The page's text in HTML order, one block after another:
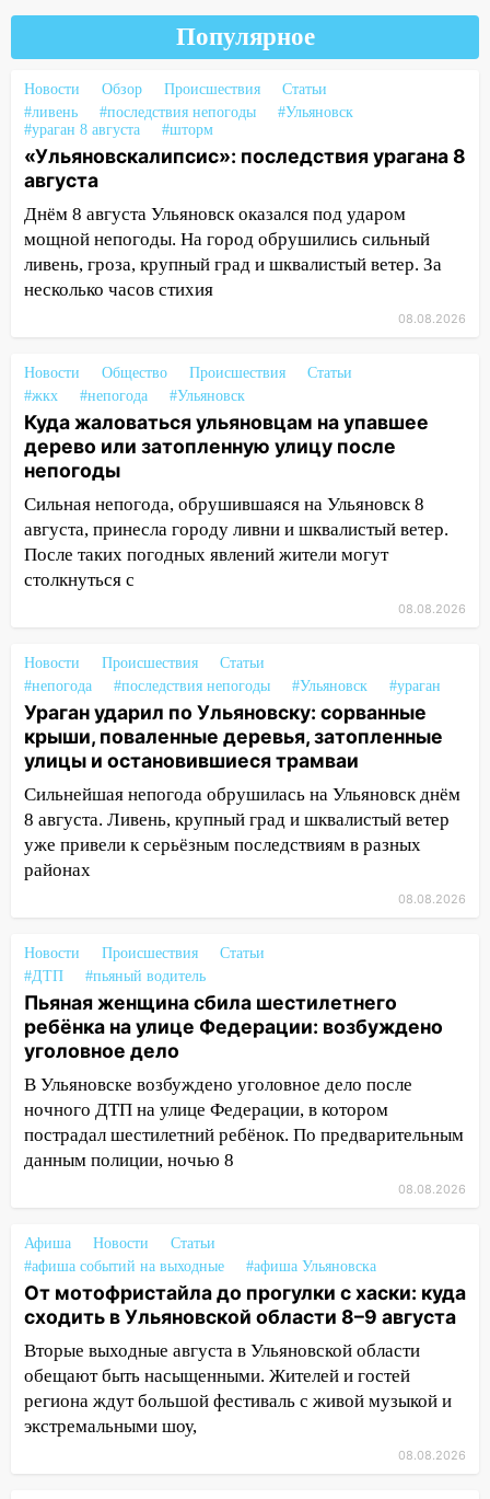
после непогоды
В Новом городе ураганным
строящегося дома
13:54 В мэрии Ульяновска рассказали,
как устраняют последствия мощного
шторма
13:49 Стихия продолжает крушить
Ульяновск: дерево рухнуло на дом на
Орджоникидзе
13:46
Сильный ветер сорвал крышу с
СТО на проспекте Созидателей
13:35 Непогода продолжает бить по
транспорту: в Ульяновске трамвай
сошёл с рельсов
13:22 Упавшие деревья перекрыли
дороги в Ульяновске: фото
13:15
Трижды «брал в долг» без спроса:
житель Вешкаймского района похитил у
знакомого 191 тысячу рублей
13:14
Ураган оторвал светофор на
проспекте Филатова в Ульяновске
13:12 Дерево пробило крышу дома на
Новгородской в Ульяновске и рухнуло
упало во дворе
13:08
Ураган ударил по Ульяновску:
сорванные крыши, поваленные деревья,
затопленные улицы и остановившиеся
трамваи
12:17 Ульяновск накрыл крупный град:
после ливня город снова уходит под
воду
Прокуратура взяла на контроль
Федерации
12:01 Пьяная женщина сбила
шестилетнего ребёнка на улице
Федерации: возбуждено уголовное дело
11:16 В Ульяновске ищут 37-летнего
мужчину, пропавшего ещё 19 июля
10:30 От мотофристайла до прогулки с
Популярное
Новости Обзор Происшествия
Статьи
#ливень
#последствия непогоды
#Ульяновск
#ураган 8 августа
#шторм
«Ульяновскалипсис»: последствия урагана 8
августа
Днём 8 августа Ульяновск оказался под ударом
мощной непогоды. На город обрушились сильный
ливень, гроза, крупный град и шквалистый ветер. За
несколько часов стихия
08.08.2026
Новости Общество Происшествия
Статьи
#жкх
#непогода #Ульяновск
Куда жаловаться ульяновцам на упавшее
дерево или затопленную улицу после
непогоды
Сильная непогода, обрушившаяся на Ульяновск 8
августа, принесла городу ливни и шквалистый ветер.
После таких погодных явлений жители могут
столкнуться с
08.08.2026
Новости Происшествия
Статьи
#непогода
#последствия непогоды #Ульяновск #ураган
Ураган ударил по Ульяновску: сорванные
крыши, поваленные деревья, затопленные
улицы и остановившиеся трамваи
Сильнейшая непогода обрушилась на Ульяновск днём
8 августа. Ливень, крупный град и шквалистый ветер
уже привели к серьёзным последствиям в разных
районах
08.08.2026
Новости Происшествия
Статьи
#ДТП
#пьяный водитель
Пьяная женщина сбила шестилетнего
ребёнка на улице Федерации: возбуждено
уголовное дело
В Ульяновске возбуждено уголовное дело после
ночного ДТП на улице Федерации, в котором
пострадал шестилетний ребёнок. По предварительным
данным полиции, ночью 8
08.08.2026
Афиша Новости
Статьи
#афиша событий на выходные
#афиша Ульяновска
От мотофристайла до прогулки с хаски: куда
сходить в Ульяновской области 8–9 августа
Вторые выходные августа в Ульяновской области
обещают быть насыщенными. Жителей и гостей
региона ждут большой фестиваль с живой музыкой и
экстремальными шоу,
08.08.2026